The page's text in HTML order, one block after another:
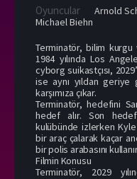
Oyuncular Arnold
Michael Biehn
Terminatör, bilim kurgu
1984 yılında Los
cyborg suikastçısı,
ise aynı yıldan
karşımıza çıkar.
Terminatör, hedefini
hedef alır. Son
kulübünde izlerken
bir araç çalarak kaçar
bir polis arabasını
Filmin Konusu
Terminatör, 2029